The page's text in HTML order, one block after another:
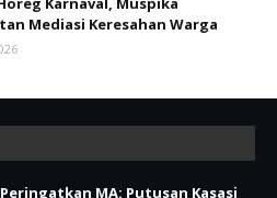
Mediasi Keresahan Warga
MA: Putusan Kasasi